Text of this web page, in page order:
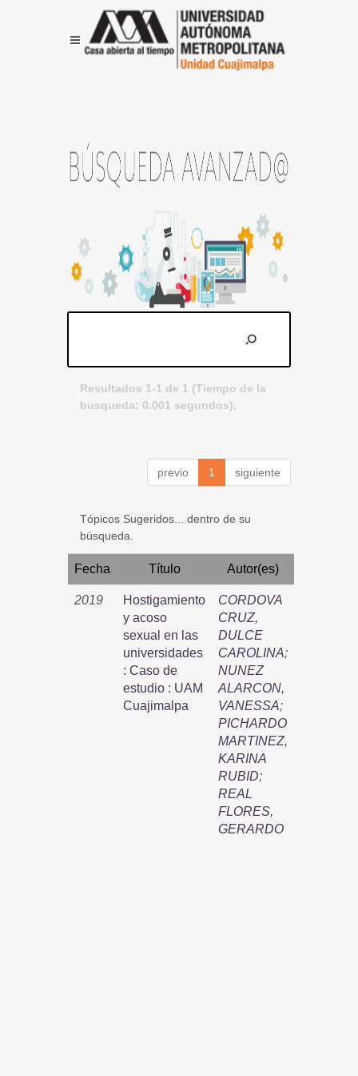
Resultados 1-1 de 1 (Tiempo de la
busqueda: 0.001 segundos).
previo 1 siguiente
Tópicos Sugeridos... dentro de su
búsqueda.
Fecha Título Autor(es)
2019
Hostigamiento
y acoso
sexual en las
universidades
: Caso de
estudio : UAM
Cuajimalpa
CORDOVA
CRUZ,
DULCE
CAROLINA;
NUNEZ
ALARCON,
VANESSA;
PICHARDO
MARTINEZ,
KARINA
RUBID;
REAL
FLORES,
GERARDO